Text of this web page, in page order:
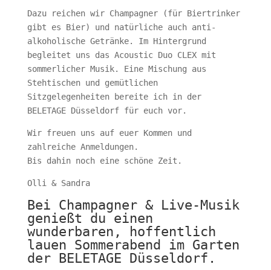
Dazu reichen wir Champagner (für Biertrinker
gibt es Bier) und natürliche auch anti-
alkoholische Getränke. Im Hintergrund
begleitet uns das Acoustic Duo CLEX mit
sommerlicher Musik. Eine Mischung aus
Stehtischen und gemütlichen
Sitzgelegenheiten bereite ich in der
BELETAGE Düsseldorf für euch vor.
Wir freuen uns auf euer Kommen und
zahlreiche Anmeldungen.
Bis dahin noch eine schöne Zeit.
Olli & Sandra
Bei Champagner & Live-Musik
genießt du einen
wunderbaren, hoffentlich
lauen Sommerabend im Garten
der BELETAGE Düsseldorf.